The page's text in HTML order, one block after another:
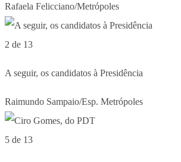
Rafaela Felicciano/Metrópoles
2 de 13
A seguir, os candidatos à Presidência
Raimundo Sampaio/Esp. Metrópoles
5 de 13